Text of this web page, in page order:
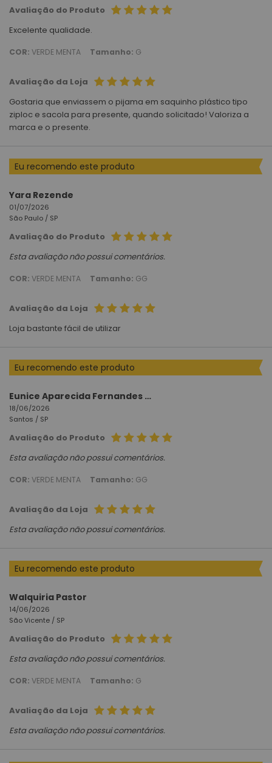
Avaliação do Produto
Excelente qualidade.
COR: VERDE MENTA Tamanho: G
Avaliação da Loja
Gostaria que enviassem o pijama em saquinho plástico tipo
ziploc e sacola para presente, quando solicitado! Valoriza a
marca e o presente.
Eu recomendo este produto
Yara Rezende
01/07/2026
São Paulo / SP
Avaliação do Produto
Esta avaliação não possui comentários.
COR: VERDE MENTA Tamanho: GG
Avaliação da Loja
Loja bastante fácil de utilizar
Eu recomendo este produto
Eunice Aparecida Fernandes Lopes
18/06/2026
Santos / SP
Avaliação do Produto
Esta avaliação não possui comentários.
COR: VERDE MENTA Tamanho: GG
Avaliação da Loja
Esta avaliação não possui comentários.
Eu recomendo este produto
Walquiria Pastor
14/06/2026
São Vicente / SP
Avaliação do Produto
Esta avaliação não possui comentários.
COR: VERDE MENTA Tamanho: G
Avaliação da Loja
Esta avaliação não possui comentários.